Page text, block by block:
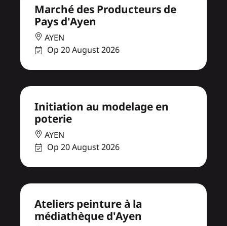
Marché des Producteurs de
Pays d'Ayen
AYEN
Op 20 August 2026
Initiation au modelage en
poterie
AYEN
Op 20 August 2026
Ateliers peinture à la
médiathèque d'Ayen